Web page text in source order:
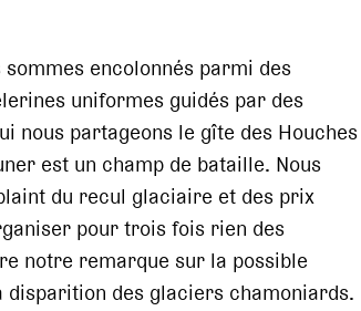
encolonnés parmi des
uniformes guidés par des
nous partageons le gîte des Houches
est un champ de bataille. Nous
du recul glaciaire et des prix
pour trois fois rien des
notre remarque sur la possible
des glaciers chamoniards.